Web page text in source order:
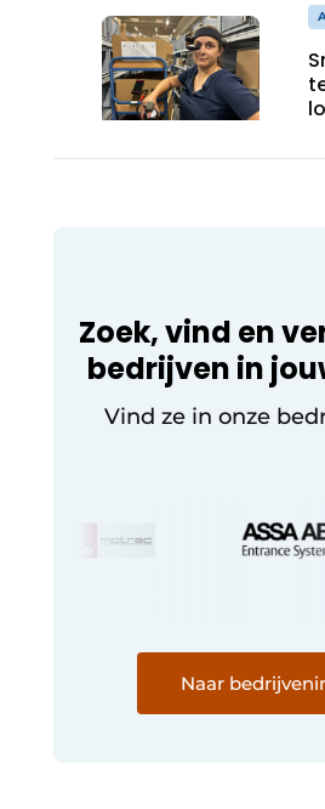
Zoek, vind en
bedrijven in
Vind ze in onze
Naar